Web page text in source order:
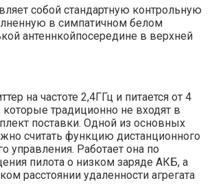
собой стандартную контрольную
в симпатичном белом
антеннкойпосередине в верхней
на частоте 2,4ГГц и питается от 4
которые традиционно не входят в
поставки. Одной из основных
считать функцию дистанционного
управления. Работает она по
пилота о низком заряде АКБ, а
расстоянии удаленности агрегата